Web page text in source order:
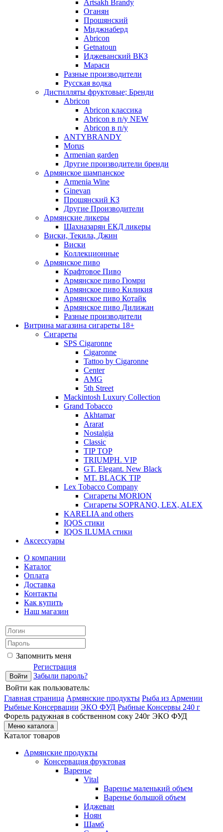
Artsakh Brandy
Оганян
Прошянский
Миджнаберд
Abricon
Getnatoun
Иджеванский ВКЗ
Мараси
Разные производители
Русская водка
Дистилляты фруктовые; Бренди
Abricon
Abricon классика
Abricon в п/у NEW
Abricon в п/у
ANTYBRANDY
Morus
Armenian garden
Другие производители бренди
Армянское шампанское
Armenia Wine
Ginevan
Прошянский КЗ
Другие Производители
Армянские ликеры
Шахназарян ЕКД ликеры
Виски, Текила, Джин
Виски
Коллекционные
Армянское пиво
Крафтовое Пиво
Армянское пиво Гюмри
Армянское пиво Киликия
Армянское пиво Котайк
Армянское пиво Дилижан
Разные производители
Витрина магазина сигареты 18+
Cигареты
SPS Cigaronne
Сigaronne
Tattoo by Cigaronne
Center
AMG
5th Street
Mackintosh Luxury Collection
Grand Tobacco
Akhtamar
Ararat
Nostalgia
Classic
TIP TOP
TRIUMPH. VIP
GT. Elegant. New Black
MT. BLACK TIP
Lex Tobacco Company
Сигареты MORION
Сигареты SOPRANO, LEX, ALEX
KARELIA and others
IQOS стики
IQOS ILUMA стики
Аксессуары
О компании
Каталог
Оплата
Доставка
Контакты
Как купить
Наш магазин
Запомнить меня
Регистрация
Забыли пароль?
Войти как пользователь:
Главная страница Армянские продукты Рыба из Армении
Рыбные Консервации ЭКО ФУД Рыбные Консервы 240 г
Форель радужная в собственном соку 240г ЭКО ФУД
Меню каталога
Каталог товаров
Армянские продукты
Консервация фруктовая
Варенье
Vital
Варенье маленький объем
Варенье большой объем
Иджеван
Ноян
Шамб